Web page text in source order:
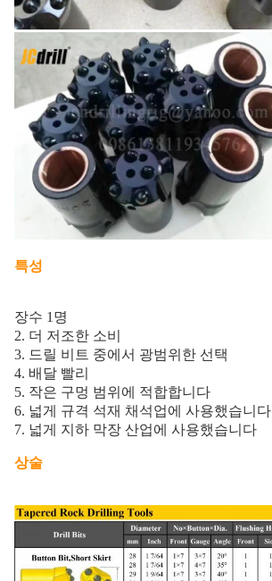
특성
장수 1명
2. 더 저조한 소비
3. 드릴 비트 중에서 광범위한 선택
4. 배달 빨리
5. 작은 구멍 범위에 적합합니다
6. 넓게 규격 석재 채석업에 사용했습니다
7. 넓게 지하 막장 산업에 사용했습니다
상술